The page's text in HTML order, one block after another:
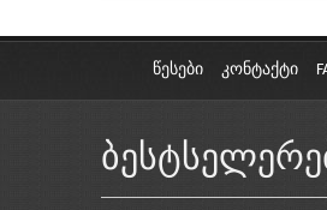
წესები კონტაქტი